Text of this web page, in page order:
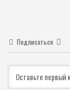
Подписаться